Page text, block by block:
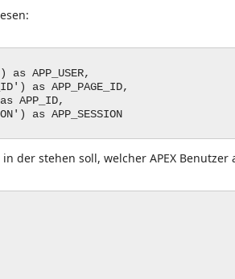
APP_USER,
as APP_PAGE_ID,
APP_ID,
as APP_SESSION
der stehen soll, welcher APEX